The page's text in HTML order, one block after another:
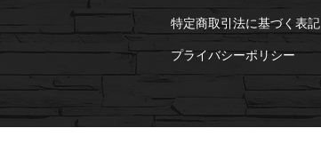
特定商取引法に基づく表記
プライバシーポリシー